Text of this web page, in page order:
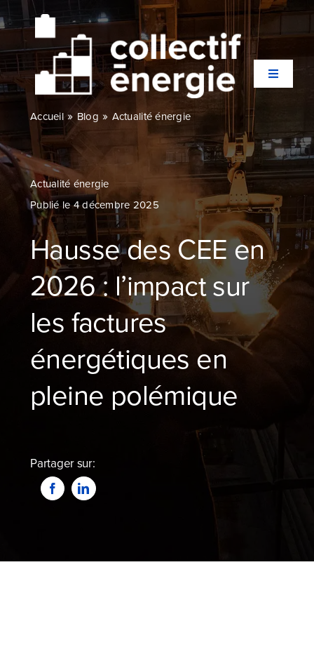
Passer
au
contenu
Toggle
Qui sommes-nous ?
Secteurs
Expertises
Agences
Blog
Devenir partenaire
Contactez-nous
Je compare dès maintenant
Accueil» Blog » Actualité énergie
Actualité énergie
Publié le 4 décembre 2025
Hausse des CEE en
2026 : l’impact sur
les factures
énergétiques en
pleine polémique
Partager sur: